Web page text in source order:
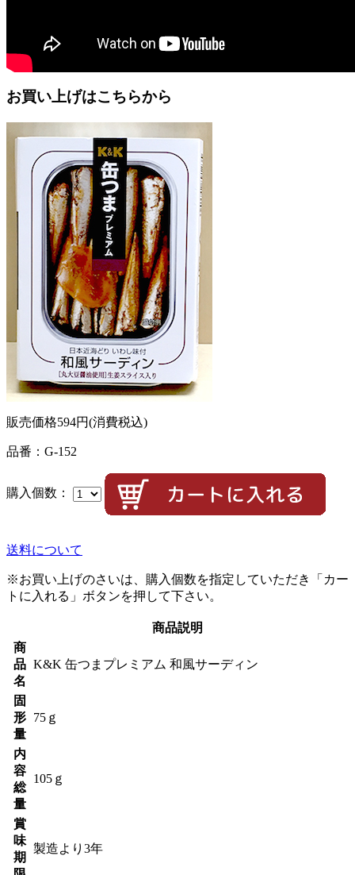
お買い上げはこちらから
販売価格594円(消費税込)
品番：G-152
購入個数：
送料について
※お買い上げのさいは、購入個数を指定していただき「カー
トに入れる」ボタンを押して下さい。
商品説明
商
品
名
K&K 缶つまプレミアム 和風サーディン
固
形
量
75ｇ
内
容
総
量
105ｇ
賞
味
期
製造より3年